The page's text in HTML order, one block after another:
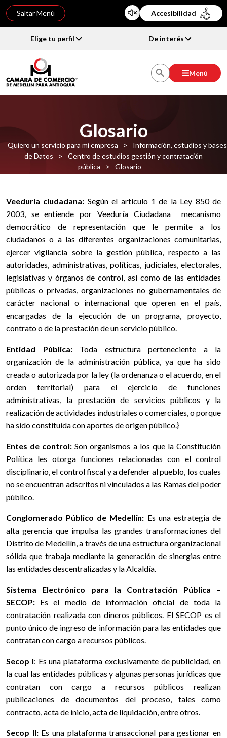
Saltar Menú Accesibilidad
Elige tu perfil De interés
Menú
Glosario
Quiero un servicio para mi empresa >
Información, estudios y bases
de Datos
>
Centro de estudios gestión y contratación
pública
> Glosario
Veeduría ciudadana: Según el artículo 1 de la Ley 850 de
2003, se entiende por Veeduría Ciudadana mecanismo
democrático de representación que le permite a los
ciudadanos o a las diferentes organizaciones comunitarias,
ejercer vigilancia sobre la gestión pública, respecto a las
autoridades, administrativas, políticas, judiciales, electorales,
legislativas y órganos de control, así como de las entidades
públicas o privadas, organizaciones no gubernamentales de
carácter nacional o internacional que operen en el país,
encargadas de la ejecución de un programa, proyecto,
contrato o de la prestación de un servicio público.
Entidad Pública:Toda estructura perteneciente a la
organización de la administración pública, ya que ha sido
creada o autorizada por la ley (la ordenanza o el acuerdo, en el
orden territorial) para el ejercicio de funciones
administrativas, la prestación de servicios públicos y la
realización de actividades industriales o comerciales, o porque
ha sido constituida con aportes de origen público.}
Entes de control:Son organismos a los que la Constitución
Política les otorga funciones relacionadas con el control
disciplinario, el control fiscal y a defender al pueblo, los cuales
no se encuentran adscritos ni vinculados a las Ramas del poder
público.
Conglomerado Público de Medellín: Es una estrategia de
alta gerencia que impulsa las grandes transformaciones del
Distrito de Medellín, a través de una estructura organizacional
sólida que trabaja mediante la generación de sinergias entre
las entidades descentralizadas y la Alcaldía.
Sistema Electrónico para la Contratación Pública –
SECOP: Es el medio de información oficial de toda la
contratación realizada con dineros públicos. El SECOP es el
punto único de ingreso de información para las entidades que
contratan con cargo a recursos públicos.
Secop I: Es una plataforma exclusivamente de publicidad, en
la cual las entidades públicas y algunas personas jurídicas que
contratan con cargo a recursos públicos realizan
publicaciones de documentos del proceso, tales como
contracto, acta de inicio, acta de liquidación, entre otros.
Secop II: Es una plataforma transaccional para gestionar en